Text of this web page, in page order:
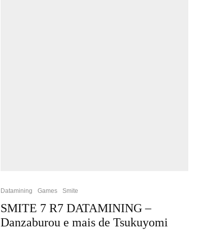
Datamining Games Smite
SMITE 7 R7 DATAMINING –
Danzaburou e mais de Tsukuyomi